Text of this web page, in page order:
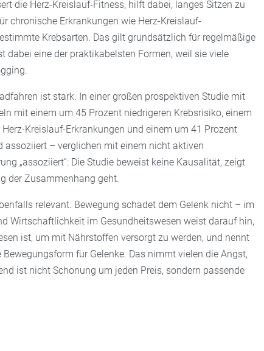
die Herz-Kreislauf-Fitness, hilft dabei, langes Sitzen zu
chronische Erkrankungen wie Herz-Kreislauf-
Krebsarten. Das gilt grundsätzlich für regelmäßige
dabei eine der praktikabelsten Formen, weil sie viele
ist stark. In einer großen prospektiven Studie mit
mit einem um 45 Prozent niedrigeren Krebsrisiko, einem
Kreislauf-Erkrankungen und einem um 41 Prozent
assoziiert – verglichen mit einem nicht aktiven
„assoziiert“: Die Studie beweist keine Kausalität, zeigt
der Zusammenhang geht.
relevant. Bewegung schadet dem Gelenk nicht – im
Wirtschaftlichkeit im Gesundheitswesen weist darauf hin,
ist, um mit Nährstoffen versorgt zu werden, und nennt
für Gelenke. Das nimmt vielen die Angst,
ist nicht Schonung um jeden Preis, sondern passende